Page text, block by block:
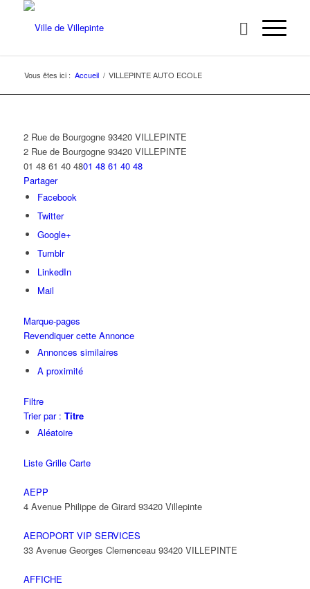
Vous êtes ici : Accueil / VILLEPINTE AUTO ECOLE
2 Rue de Bourgogne 93420 VILLEPINTE
2 Rue de Bourgogne 93420 VILLEPINTE
01 48 61 40 4801 48 61 40 48
Partager
Facebook
Twitter
Google+
Tumblr
LinkedIn
Mail
Marque-pages
Revendiquer cette Annonce
Annonces similaires
A proximité
Filtre
Trier par : Titre
Aléatoire
Liste Grille Carte
AEPP
4 Avenue Philippe de Girard 93420 Villepinte
AEROPORT VIP SERVICES
33 Avenue Georges Clemenceau 93420 VILLEPINTE
AFFICHE